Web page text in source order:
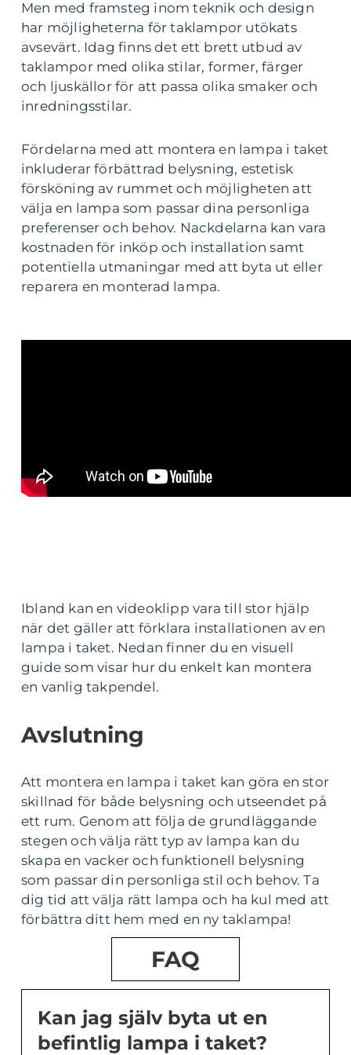
Men med framsteg inom teknik och design
har möjligheterna för taklampor utökats
avsevärt. Idag finns det ett brett utbud av
taklampor med olika stilar, former, färger
och ljuskällor för att passa olika smaker och
inredningsstilar.
Fördelarna med att montera en lampa i taket
inkluderar förbättrad belysning, estetisk
försköning av rummet och möjligheten att
välja en lampa som passar dina personliga
preferenser och behov. Nackdelarna kan vara
kostnaden för inköp och installation samt
potentiella utmaningar med att byta ut eller
reparera en monterad lampa.
Ibland kan en videoklipp vara till stor hjälp
när det gäller att förklara installationen av en
lampa i taket. Nedan finner du en visuell
guide som visar hur du enkelt kan montera
en vanlig takpendel.
Avslutning
Att montera en lampa i taket kan göra en stor
skillnad för både belysning och utseendet på
ett rum. Genom att följa de grundläggande
stegen och välja rätt typ av lampa kan du
skapa en vacker och funktionell belysning
som passar din personliga stil och behov. Ta
dig tid att välja rätt lampa och ha kul med att
förbättra ditt hem med en ny taklampa!
FAQ
Kan jag själv byta ut en
befintlig lampa i taket?